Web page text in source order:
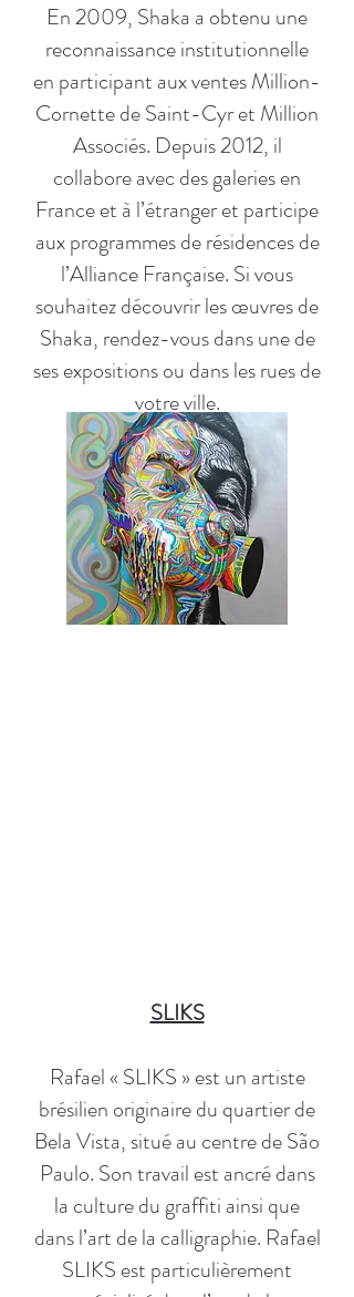
En 2009, Shaka a obtenu une
reconnaissance institutionnelle
en participant aux ventes Million-
Cornette de Saint-Cyr et Million
Associés. Depuis 2012, il
collabore avec des galeries en
France et à l’étranger et participe
aux programmes de résidences de
l’Alliance Française. Si vous
souhaitez découvrir les œuvres de
Shaka, rendez-vous dans une de
ses expositions ou dans les rues de
votre ville.
SLIKS
Rafael « SLIKS » est un artiste
brésilien originaire du quartier de
Bela Vista, situé au centre de São
Paulo. Son travail est ancré dans
la culture du graffiti ainsi que
dans l’art de la calligraphie. Rafael
SLIKS est particulièrement